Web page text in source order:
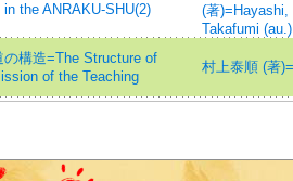
the ANRAKU-SHU(2)
(著)=Hayashi,
Takafumi (au.)
構造=The Structure of
of the Teaching
村上泰順 (著